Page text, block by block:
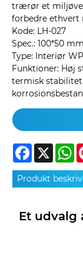
trærør et
forbedre ethvert
Kode: LH-027
Spec.: 100*50 mm
Type: Interiør
Funktioner: Høj
termisk
Facebook
X
Produkt
Et udvalg